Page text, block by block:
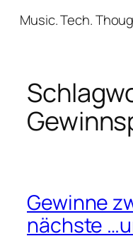
Music. Tech.
Gewinne
nächste